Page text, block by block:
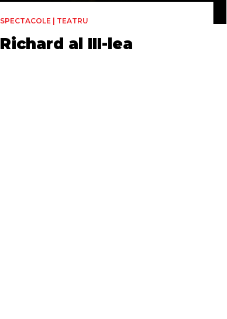
SPECTACOLE | TEATRU
Richard al III-lea